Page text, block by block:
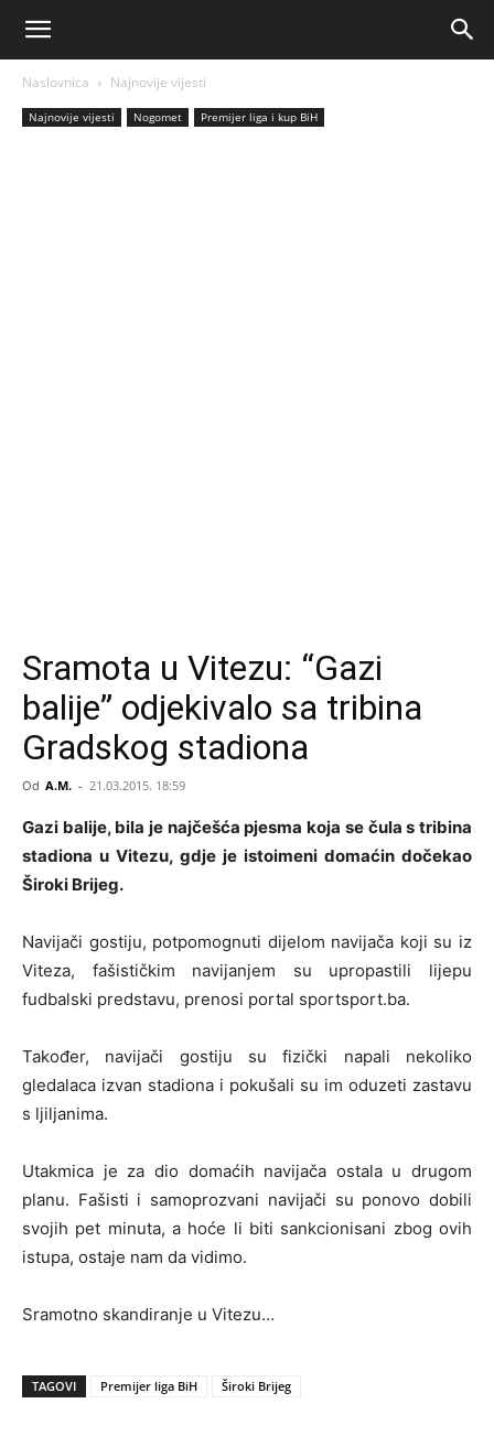
Naslovnica Najnovije vijesti
Najnovije vijesti Nogomet Premijer liga i kup BiH
Sramota u Vitezu: “Gazi
balije” odjekivalo sa tribina
Gradskog stadiona
Od A.M. - 21.03.2015. 18:59
Gazi balije, bila je najčešća pjesma koja se čula s tribina
stadiona u Vitezu, gdje je istoimeni domaćin dočekao
Široki Brijeg.
Navijači gostiju, potpomognuti dijelom navijača koji su iz
Viteza, fašističkim navijanjem su upropastili lijepu
fudbalski predstavu, prenosi portal sportsport.ba.
Također, navijači gostiju su fizički napali nekoliko
gledalaca izvan stadiona i pokušali su im oduzeti zastavu
s ljiljanima.
Utakmica je za dio domaćih navijača ostala u drugom
planu. Fašisti i samoprozvani navijači su ponovo dobili
svojih pet minuta, a hoće li biti sankcionisani zbog ovih
istupa, ostaje nam da vidimo.
Sramotno skandiranje u Vitezu…
TAGOVI Premijer liga BiH Široki Brijeg